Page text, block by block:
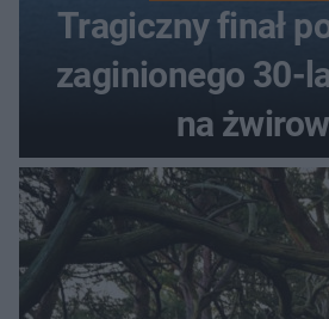
Tragiczny finał
zaginionego 30-
na